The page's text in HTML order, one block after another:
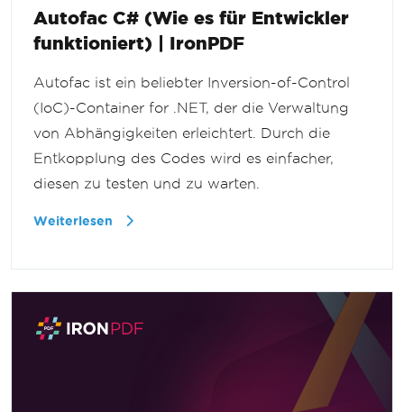
Autofac C# (Wie es für Entwickler
funktioniert) | IronPDF
Autofac ist ein beliebter Inversion-of-Control
(IoC)-Container for .NET, der die Verwaltung
von Abhängigkeiten erleichtert. Durch die
Entkopplung des Codes wird es einfacher,
diesen zu testen und zu warten.
Weiterlesen